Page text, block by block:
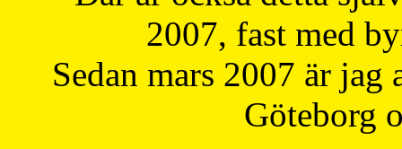
2007, fast med
Sedan mars 2007 är
Göteborg